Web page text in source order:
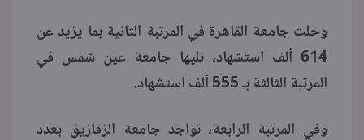
وحلت جامعة القاهرة في المرتبة الثانية بما يزيد عن
614 ألف استشهاد، تليها جامعة عين شمس في
المرتبة الثالثة بـ 555 ألف استشهاد.
وفي المرتبة الرابعة، تواجد جامعة الزقازيق بعدد